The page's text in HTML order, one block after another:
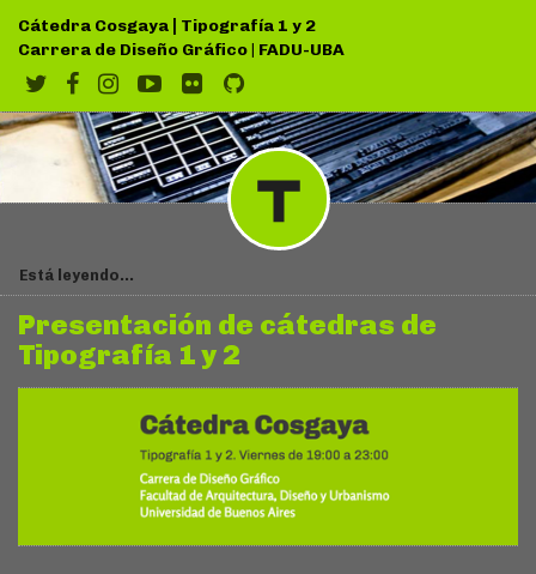
Cátedra Cosgaya | Tipografía 1 y 2
Carrera de Diseño Gráfico| FADU-UBA
Está leyendo...
Presentación de cátedras de
Tipografía 1 y 2